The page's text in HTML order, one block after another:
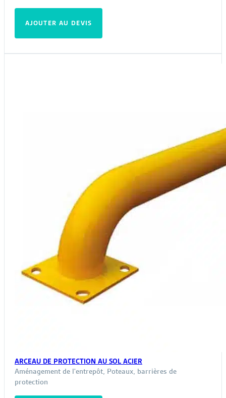
AJOUTER AU DEVIS
ARCEAU DE PROTECTION AU SOL ACIER
Aménagement de l'entrepôt, Poteaux, barrières de
protection